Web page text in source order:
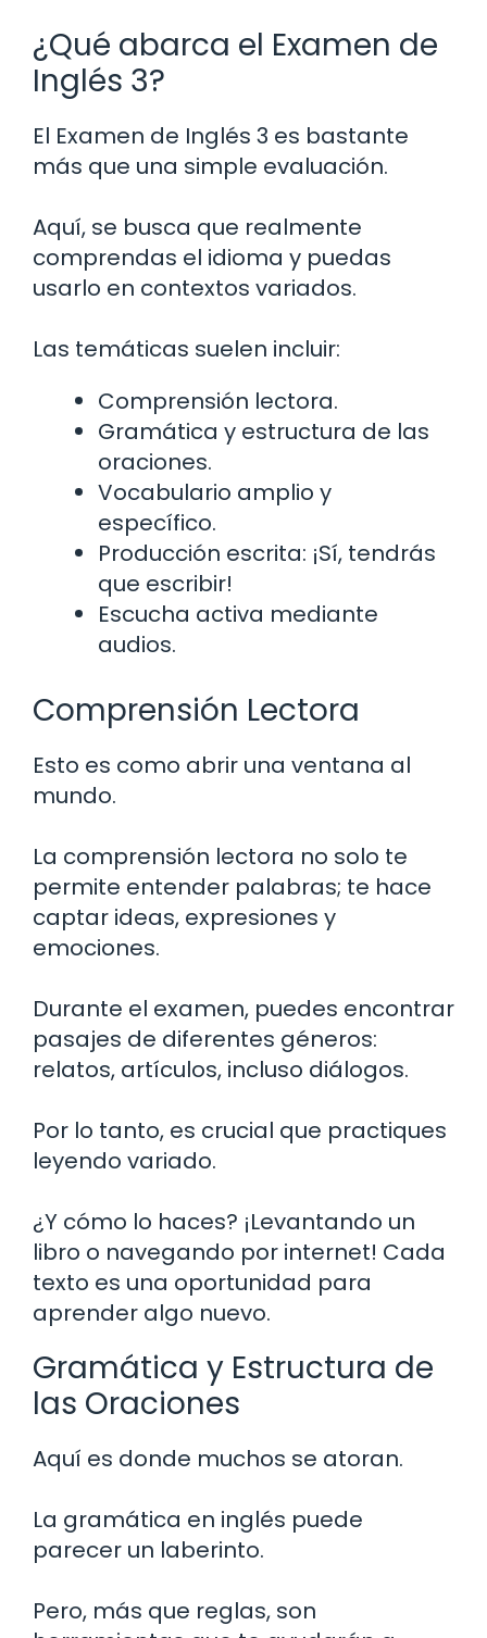
¿Qué abarca el Examen de
Inglés 3?
El Examen de Inglés 3 es bastante
más que una simple evaluación.
Aquí, se busca que realmente
comprendas el idioma y puedas
usarlo en contextos variados.
Las temáticas suelen incluir:
Comprensión lectora.
Gramática y estructura de las
oraciones.
Vocabulario amplio y
específico.
Producción escrita: ¡Sí, tendrás
que escribir!
Escucha activa mediante
audios.
Comprensión Lectora
Esto es como abrir una ventana al
mundo.
La comprensión lectora no solo te
permite entender palabras; te hace
captar ideas, expresiones y
emociones.
Durante el examen, puedes encontrar
pasajes de diferentes géneros:
relatos, artículos, incluso diálogos.
Por lo tanto, es crucial que practiques
leyendo variado.
¿Y cómo lo haces? ¡Levantando un
libro o navegando por internet! Cada
texto es una oportunidad para
aprender algo nuevo.
Gramática y Estructura de
las Oraciones
Aquí es donde muchos se atoran.
La gramática en inglés puede
parecer un laberinto.
Pero, más que reglas, son